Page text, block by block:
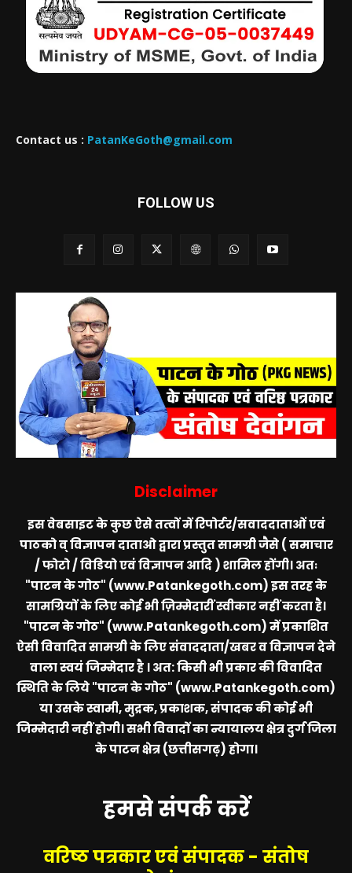
Contact us : PatanKeGoth@gmail.com
FOLLOW US
Disclaimer
इस वेबसाइट के कुछ ऐसे तत्वों में रिपोर्टर/सवाददाताओं एवं
पाठको व् विज्ञापन दाताओ द्वारा प्रस्तुत सामग्री जैसे ( समाचार
/ फोटो / विडियो एवं विज्ञापन आदि ) शामिल होंगी। अतः
"पाटन के गोठ" (www.Patankegoth.com)इस तरह के
सामग्रियों के लिए कोई भी ज़िम्मेदारीं स्वीकार नहीं करता है।
"पाटन के गोठ" (www.Patankegoth.com)में प्रकाशित
ऐसी विवादित सामग्री के लिए संवाददाता/खबर व विज्ञापन देने
वाला स्वयं जिम्मेदार है । अत: किसी भी प्रकार की विवादित
स्थिति के लिये"पाटन के गोठ" (www.Patankegoth.com)
या उसके स्वामी, मुद्रक, प्रकाशक, संपादक की कोई भी
जिम्मेदारी नहीं होगी। सभी विवादों का न्यायालय क्षेत्र दुर्ग जिला
के पाटन क्षेत्र (छत्तीसगढ़) होगा।
हमसे संपर्क करें
वरिष्ठ पत्रकार एवं संपादक - संतोष